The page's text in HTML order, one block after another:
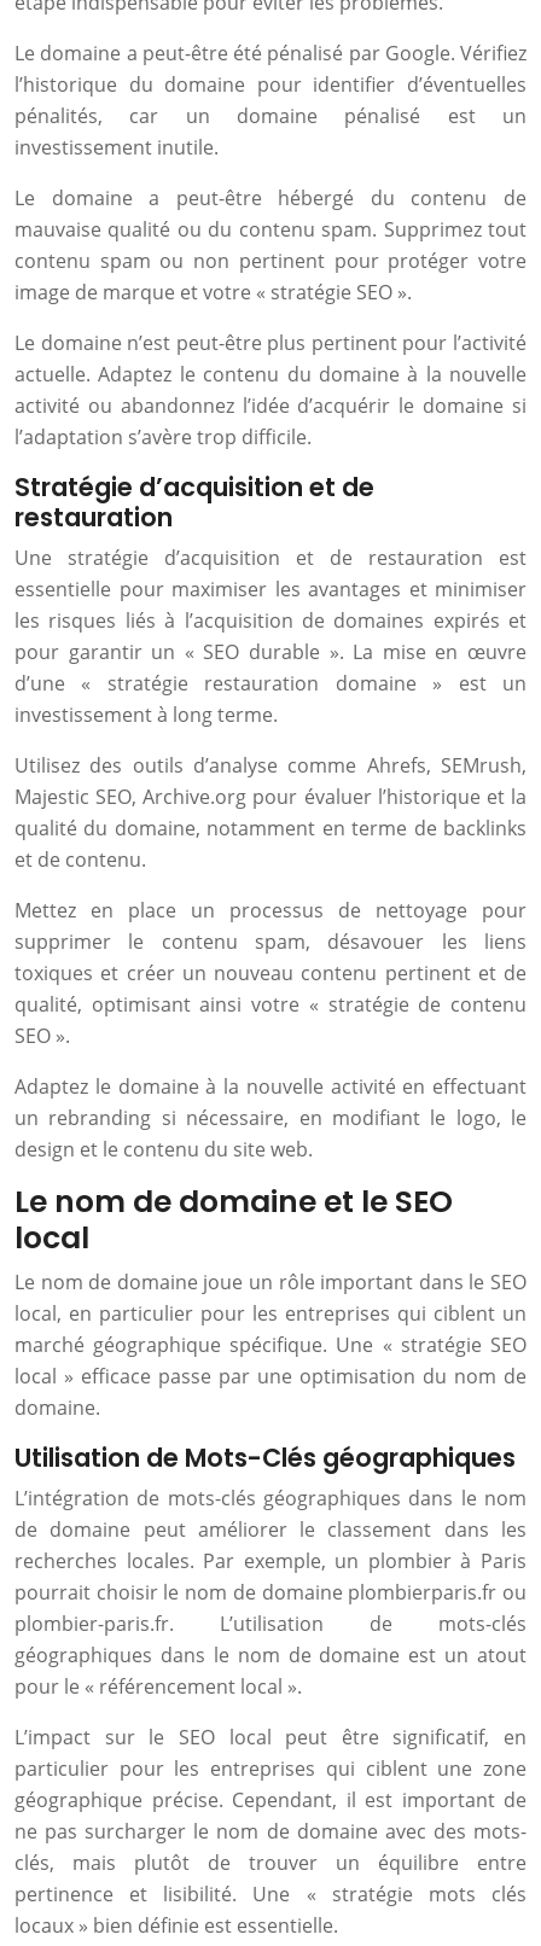
Le domaine a peut-être été pénalisé par Google. Vérifiez
l’historique du domaine pour identifier d’éventuelles
pénalités, car un domaine pénalisé est un
investissement inutile.
Le domaine a peut-être hébergé du contenu de
mauvaise qualité ou du contenu spam. Supprimez tout
contenu spam ou non pertinent pour protéger votre
image de marque et votre « stratégie SEO ».
Le domaine n’est peut-être plus pertinent pour l’activité
actuelle. Adaptez le contenu du domaine à la nouvelle
activité ou abandonnez l’idée d’acquérir le domaine si
l’adaptation s’avère trop difficile.
Stratégie d’acquisition et de
restauration
Une stratégie d’acquisition et de restauration est
essentielle pour maximiser les avantages et minimiser
les risques liés à l’acquisition de domaines expirés et
pour garantir un « SEO durable ». La mise en œuvre
d’une « stratégie restauration domaine » est un
investissement à long terme.
Utilisez des outils d’analyse comme Ahrefs, SEMrush,
Majestic SEO, Archive.org pour évaluer l’historique et la
qualité du domaine, notamment en terme de backlinks
et de contenu.
Mettez en place un processus de nettoyage pour
supprimer le contenu spam, désavouer les liens
toxiques et créer un nouveau contenu pertinent et de
qualité, optimisant ainsi votre « stratégie de contenu
SEO ».
Adaptez le domaine à la nouvelle activité en effectuant
un rebranding si nécessaire, en modifiant le logo, le
design et le contenu du site web.
Le nom de domaine et le SEO
local
Le nom de domaine joue un rôle important dans le SEO
local, en particulier pour les entreprises qui ciblent un
marché géographique spécifique. Une « stratégie SEO
local » efficace passe par une optimisation du nom de
domaine.
Utilisation de Mots-Clés géographiques
L’intégration de mots-clés géographiques dans le nom
de domaine peut améliorer le classement dans les
recherches locales. Par exemple, un plombier à Paris
pourrait choisir le nom de domaine plombierparis.fr ou
plombier-paris.fr. L’utilisation de mots-clés
géographiques dans le nom de domaine est un atout
pour le « référencement local ».
L’impact sur le SEO local peut être significatif, en
particulier pour les entreprises qui ciblent une zone
géographique précise. Cependant, il est important de
ne pas surcharger le nom de domaine avec des mots-
clés, mais plutôt de trouver un équilibre entre
pertinence et lisibilité. Une « stratégie mots clés
locaux » bien définie est essentielle.